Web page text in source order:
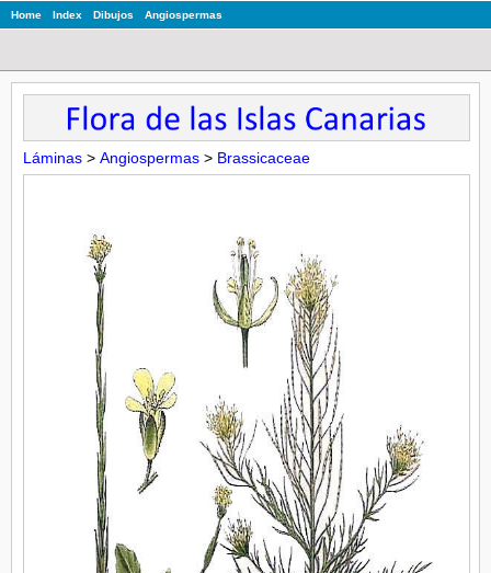
Home Index Dibujos Angiospermas
Láminas > Angiospermas > Brassicaceae